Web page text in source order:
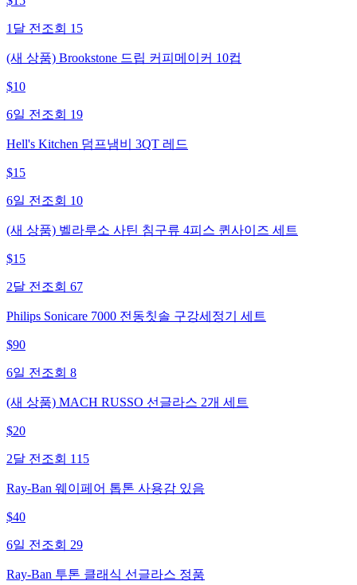
1달 전 조회 15
(새 상품) Brookstone 드립 커피메이커 10컵
$10
6일 전 조회 19
Hell's Kitchen 덤프냄비 3QT 레드
$15
6일 전 조회 10
(새 상품) 벨라루소 사틴 침구류 4피스 퀸사이즈 세트
$15
2달 전 조회 67
Philips Sonicare 7000 전동칫솔 구강세정기 세트
$90
6일 전 조회 8
(새 상품) MACH RUSSO 선글라스 2개 세트
$20
2달 전 조회 115
Ray-Ban 웨이페어 톱톤 사용감 있음
$40
6일 전 조회 29
Ray-Ban 투톤 클래식 선글라스 정품